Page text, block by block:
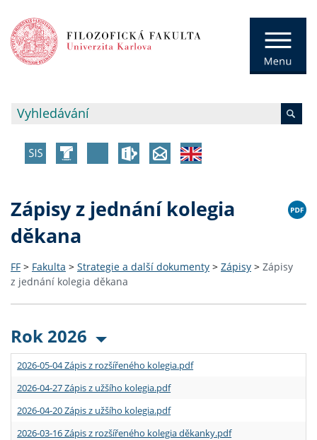
Zápisy z jednání kolegia
děkana
FF > Fakulta > Strategie a další dokumenty > Zápisy > Zápisy
z jednání kolegia děkana
Rok 2026
2026-05-04 Zápis z rozšířeného kolegia.pdf
2026-04-27 Zápis z užšího kolegia.pdf
2026-04-20 Zápis z užšího kolegia.pdf
2026-03-16 Zápis z rozšířeného kolegia děkanky.pdf